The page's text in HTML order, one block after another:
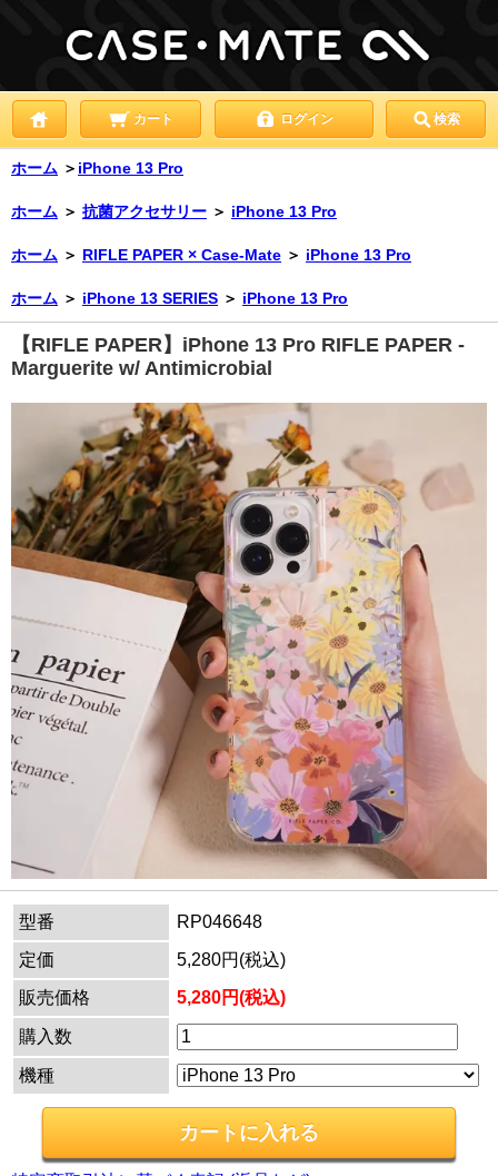
カート ログイン 検索
ホーム ＞ iPhone 13 Pro
ホーム ＞ 抗菌アクセサリー ＞ iPhone 13 Pro
ホーム ＞ RIFLE PAPER × Case-Mate ＞ iPhone 13 Pro
ホーム ＞ iPhone 13 SERIES ＞ iPhone 13 Pro
【RIFLE PAPER】iPhone 13 Pro RIFLE PAPER -
Marguerite w/ Antimicrobial
型番
RP046648
定価
5,280円(税込)
販売価格
5,280円(税込)
購入数
機種